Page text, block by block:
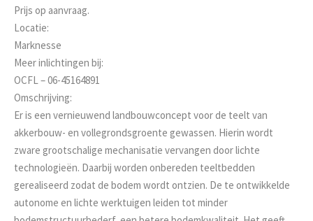
Prijs op aanvraag.
Locatie:
Marknesse
Meer inlichtingen bij:
OCFL – 06-45164891
Omschrijving:
Er is een vernieuwend landbouwconcept voor de teelt van
akkerbouw- en vollegrondsgroente gewassen. Hierin wordt
zware grootschalige mechanisatie vervangen door lichte
technologieën. Daarbij worden onbereden teeltbedden
gerealiseerd zodat de bodem wordt ontzien. De te ontwikkelde
autonome en lichte werktuigen leiden tot minder